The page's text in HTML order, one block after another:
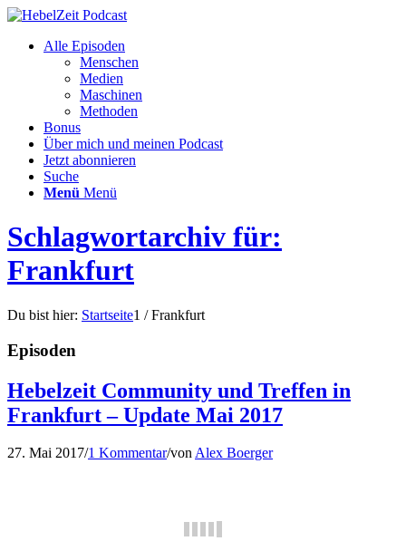
Alle Episoden
Menschen
Medien
Maschinen
Methoden
Bonus
Über mich und meinen Podcast
Jetzt abonnieren
Suche
Menü Menü
Schlagwortarchiv für:
Frankfurt
Du bist hier: Startseite1 / Frankfurt
Episoden
Hebelzeit Community und Treffen in
Frankfurt – Update Mai 2017
27. Mai 2017/1 Kommentar/vonAlex Boerger